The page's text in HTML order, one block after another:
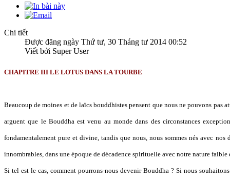
Chi tiết
Được đăng ngày Thứ tư, 30 Tháng tư 2014 00:52
Viết bởi Super User
CHAPITRE III LE LOTUS DANS LA TOURBE
Beaucoup de moines et de laïcs bouddhistes pensent que nous ne pouvons pas
arguent que le Bouddha est venu au monde dans des circonstances
fondamentalement pure et divine, tandis que nous, nous sommes nés avec nos
innombrables, dans une époque de décadence spirituelle avec notre nature
Si tel est le cas, comment pourrons-nous devenir Bouddha ? Si nous